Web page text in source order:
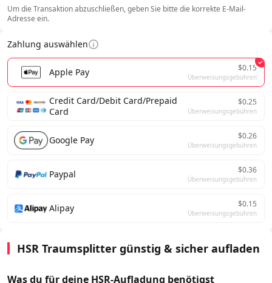
Um die Transaktion abzuschließen, geben Sie bitte die korrekte E-Mail-
Adresse ein.
Zahlung auswählen
Apple Pay $0.15
Überweisungsgebühren
Credit Card/Debit Card/Prepaid
Card
$0.25
Überweisungsgebühren
Google Pay $0.26
Überweisungsgebühren
Paypal $0.36
Überweisungsgebühren
Alipay $0.15
Überweisungsgebühren
HSR Traumsplitter günstig & sicher aufladen
Was du für deine HSR-Aufladung benötigst